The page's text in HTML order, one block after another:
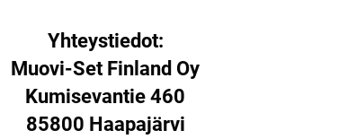
Yhteystiedot:
Muovi-Set Finland Oy
Kumisevantie 460
85800 Haapajärvi